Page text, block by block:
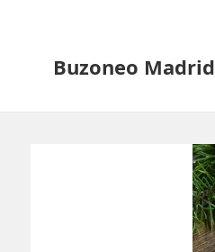
Buzoneo Madrid